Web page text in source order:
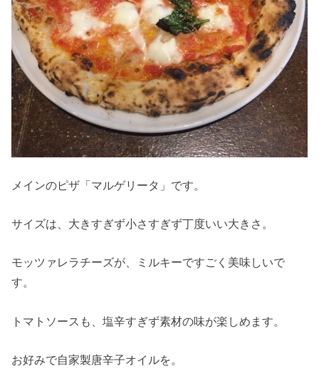
メインのピザ「マルゲリータ」です。
サイズは、大きすぎず小さすぎず丁度いい大きさ。
モッツァレラチーズが、ミルキーですごく美味しいで
す。
トマトソースも、塩辛すぎず素材の味が楽しめます。
お好みで自家製唐辛子オイルを。